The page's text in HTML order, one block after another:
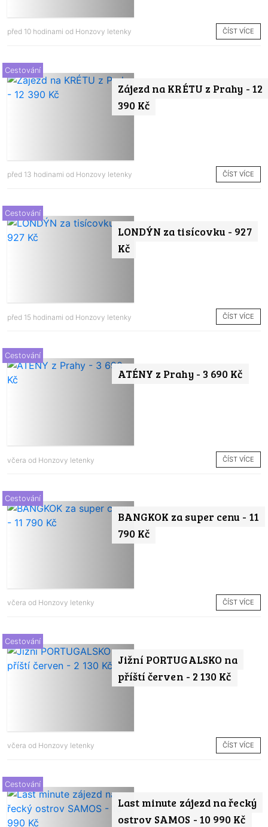
před 10 hodinami od Honzovy letenky ČÍST VÍCE
Zájezd na KRÉTU z Prahy - 12
390 Kč
Cestování
před 13 hodinami od Honzovy letenky ČÍST VÍCE
LONDÝN za tisícovku - 927
Kč
Cestování
před 15 hodinami od Honzovy letenky ČÍST VÍCE
ATÉNY z Prahy - 3 690 Kč
Cestování
včera od Honzovy letenky ČÍST VÍCE
BANGKOK za super cenu - 11
790 Kč
Cestování
včera od Honzovy letenky ČÍST VÍCE
Jižní PORTUGALSKO na
příští červen - 2 130 Kč
Cestování
včera od Honzovy letenky ČÍST VÍCE
Last minute zájezd na řecký
ostrov SAMOS - 10 990 Kč
Cestování